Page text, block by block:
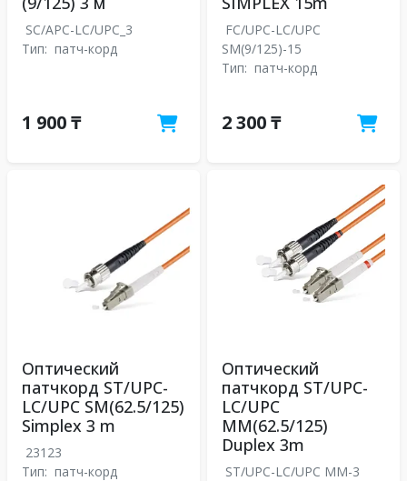
SC/APC-LC/UPC_3
Тип: патч-корд
1 900 ₸
FC/UPC-LC/UPC
SM(9/125)-15
Тип: патч-корд
2 300 ₸
Оптический
патчкорд ST/UPC-
LC/UPC SM(62.5/125)
Simplex 3 m
23123
Тип: патч-корд
Оптический
патчкорд ST/UPC-
LC/UPC
MM(62.5/125)
Duplex 3m
ST/UPC-LC/UPC MM-3